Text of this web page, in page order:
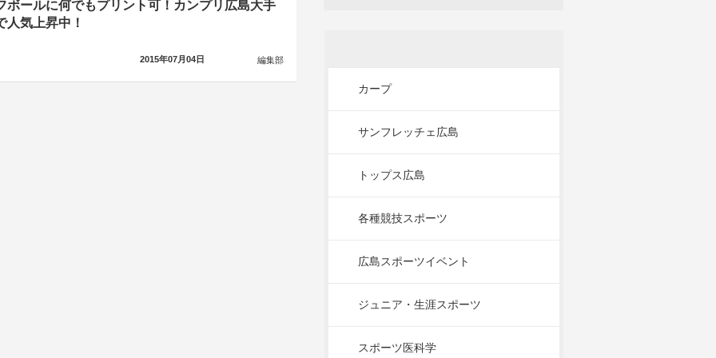
ボールに何でもプリント可！カンプリ広島大手
人気上昇中！
編集部
2015年07月04日
カープ
サンフレッチェ広島
トップス広島
各種競技スポーツ
広島スポーツイベント
ジュニア・生涯スポーツ
スポーツ医科学